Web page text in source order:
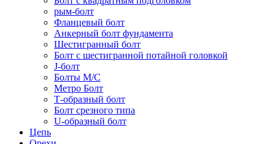
рым-болт
Фланцевый болт
Анкерный болт фундамента
Шестигранный болт
Болт с шестигранной потайной головкой
J-болт
Болты М/С
Метро Болт
Т-образный болт
Болт срезного типа
U-образный болт
Цепь